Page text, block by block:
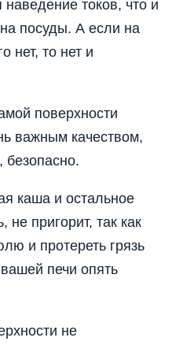
наведение токов, что и
посуды. А если на
нет, то нет и
поверхности
важным качеством,
безопасно.
каша и остальное
не пригорит, так как
и протереть грязь
печи опять
не